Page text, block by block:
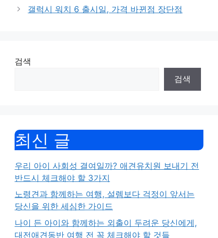
갤럭시 워치 6 출시일, 가격 바뀐점 장단점
검색
검색
최신 글
우리 아이 사회성 결여일까? 애견유치원 보내기 전
반드시 체크해야 할 3가지
노령견과 함께하는 여행, 설렘보다 걱정이 앞서는
당신을 위한 세심한 가이드
나이 든 아이와 함께하는 외출이 두려운 당신에게,
대전애견동반 여행 전 꼭 체크해야 할 것들